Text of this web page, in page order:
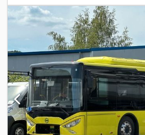
prostora:2.480 mm, suspencija:
275/70R22,5, Oprema:ABS,
građevinski materijal | BPW
palete, 2x inox kutija za alat | Zadnji
600x400x2.900 | Visina bočnog zida
1,40 m | Dimenzije utovara: 7,10 m x
felne | Pneumatici 275/70R22,5,
cerada sa gumenim trakama |
ulazak napred | Pravo na greške,
prodaju zadržano. Dcjdpfotuwbpex